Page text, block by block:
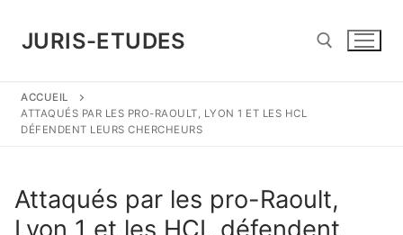
contenu
JURIS-ETUDES
ACCUEIL
ATTAQUÉS PAR LES PRO-RAOULT, LYON 1 ET LES HCL
DÉFENDENT LEURS CHERCHEURS
Attaqués par les pro-Raoult,
Lyon 1 et les HCL défendent